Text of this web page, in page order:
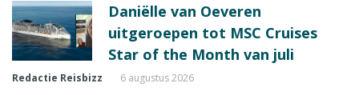
Daniëlle van Oeveren
uitgeroepen tot MSC Cruises
Star of the Month van juli
Redactie Reisbizz 6 augustus 2026